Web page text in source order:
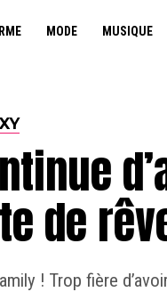
MODE MUSIQUE
de
! Trop fière